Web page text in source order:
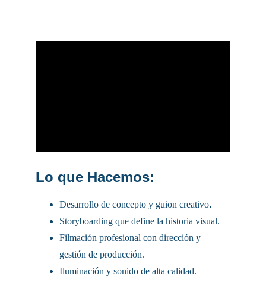
Lo que Hacemos:
Desarrollo de concepto y guion creativo.
Storyboarding que define la historia visual.
Filmación profesional con dirección y
gestión de producción.
Iluminación y sonido de alta calidad.